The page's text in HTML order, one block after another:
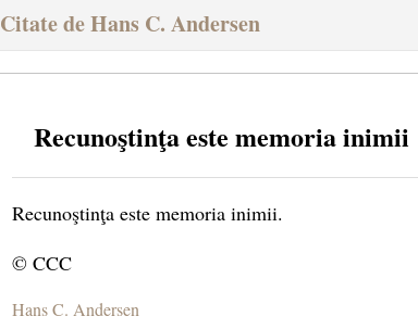
Citate de Hans C. Andersen
Recunoştinţa este memoria inimii
Recunoştinţa este memoria inimii.
© CCC
Hans C. Andersen